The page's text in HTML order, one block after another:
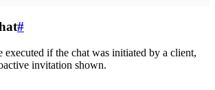
#
if the chat was initiated by a client,
invitation shown.